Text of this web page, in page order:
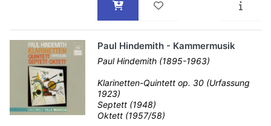
Paul Hindemith - Kammermusik
Paul Hindemith (1895-1963)
Klarinetten-Quintett op. 30 (Urfassung
1923)
Septett (1948)
Oktett (1957/58)